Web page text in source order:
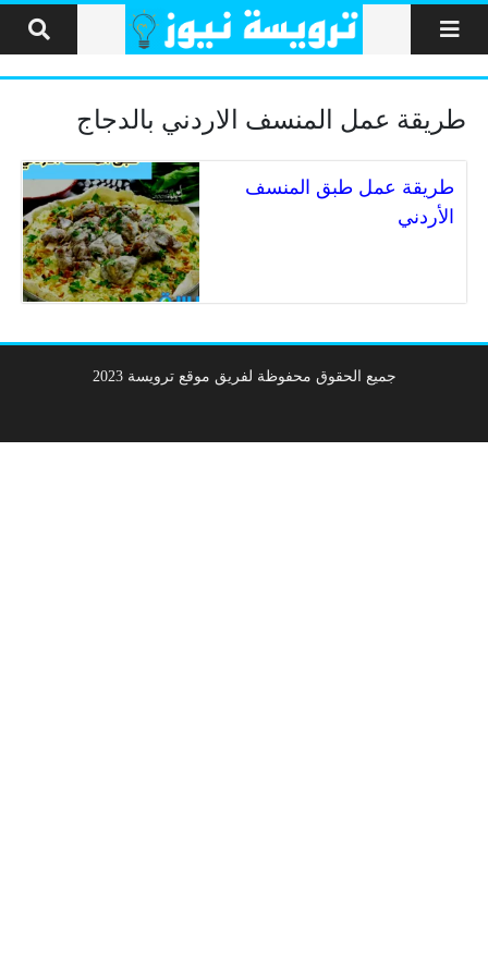
التخطي إلى المحتوى
طريقة عمل المنسف الاردني بالدجاج
طريقة عمل طبق المنسف
الأردني
جميع الحقوق محفوظة لفريق موقع ترويسة 2023